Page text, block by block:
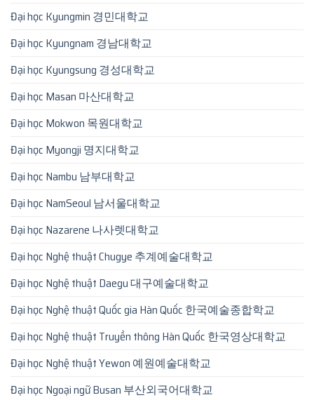
Đại học Kyungmin 경민대학교
Đại học Kyungnam 경남대학교
Đại học Kyungsung 경성대학교
Đại học Masan 마산대학교
Đại học Mokwon 목원대학교
Đại học Myongji 명지대학교
Đại học Nambu 남부대학교
Đại học NamSeoul 남서울대학교
Đại học Nazarene 나사렛대학교
Đại học Nghệ thuật Chugye 추계예술대학교
Đại học Nghệ thuật Daegu 대구예술대학교
Đại học Nghệ thuật Quốc gia Hàn Quốc 한국예술종합학교
Đại học Nghệ thuật Truyền thông Hàn Quốc 한국영상대학교
Đại học Nghệ thuật Yewon 예원예술대학교
Đại học Ngoại ngữ Busan 부산외국어대학교